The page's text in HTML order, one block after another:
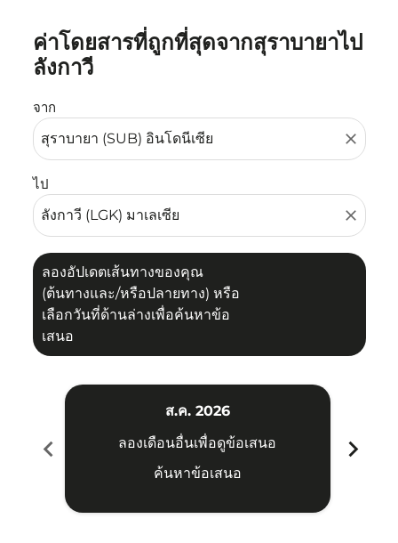
ค่าโดยสารที่ถูกที่สุดจากสุราบายาไป
ลังกาวี
จาก
close
ไป
close
ลองอัปเดตเส้นทางของคุณ
(ต้นทางและ/หรือปลายทาง) หรือ
เลือกวันที่ด้านล่างเพื่อค้นหาข้อ
เสนอ
ลองอัปเดตเส้นทางของคุณ (ต้นทางและ/หรือปลายทาง) หรื
chevron_left
ส.ค. 2026
ลองเดือนอื่นเพื่อดูข้อเสนอ
ค้นหาข้อเสนอ
chevron_right